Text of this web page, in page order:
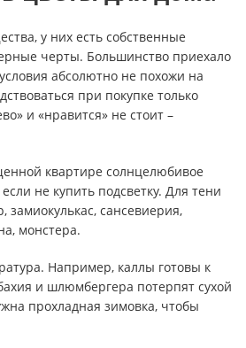
у них есть собственные
черты. Большинство приехало
абсолютно не похожи на
при покупке только
и «нравится» не стоит –
квартире солнцелюбивое
не купить подсветку. Для тени
замиокулькас, сансевиерия,
монстера.
Например, каллы готовы к
и шлюмбергера потерпят сухой
прохладная зимовка, чтобы